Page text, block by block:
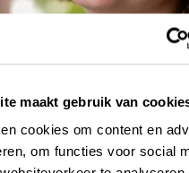
maakt gebruik van
cookies om content en
om functies voor social